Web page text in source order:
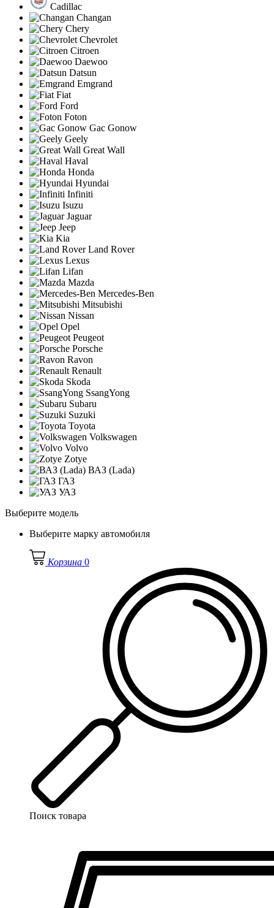
Cadillac
Changan
Chery
Chevrolet
Citroen
Daewoo
Datsun
Emgrand
Fiat
Ford
Foton
Gac Gonow
Geely
Great Wall
Haval
Honda
Hyundai
Infiniti
Isuzu
Jaguar
Jeep
Kia
Land Rover
Lexus
Lifan
Mazda
Mercedes-Ben
Mitsubishi
Nissan
Opel
Peugeot
Porsche
Ravon
Renault
Skoda
SsangYong
Subaru
Suzuki
Toyota
Volkswagen
Volvo
Zotye
ВАЗ (Lada)
ГАЗ
УАЗ
Выберите модель
Выберите марку автомобиля
Корзина 0
Поиск товара